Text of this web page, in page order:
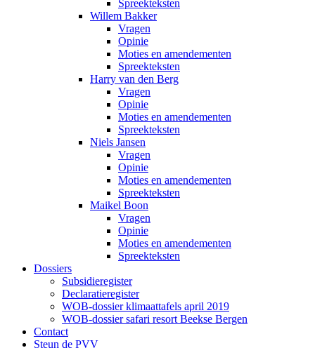
Spreekteksten
Willem Bakker
Vragen
Opinie
Moties en amendementen
Spreekteksten
Harry van den Berg
Vragen
Opinie
Moties en amendementen
Spreekteksten
Niels Jansen
Vragen
Opinie
Moties en amendementen
Spreekteksten
Maikel Boon
Vragen
Opinie
Moties en amendementen
Spreekteksten
Dossiers
Subsidieregister
Declaratieregister
WOB-dossier klimaattafels april 2019
WOB-dossier safari resort Beekse Bergen
Contact
Steun de PVV